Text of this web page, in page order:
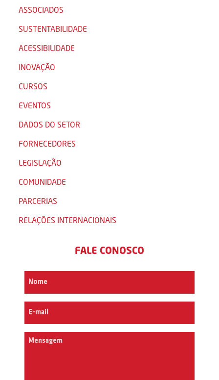
ASSOCIADOS
SUSTENTABILIDADE
ACESSIBILIDADE
INOVAÇÃO
CURSOS
EVENTOS
DADOS DO SETOR
FORNECEDORES
LEGISLAÇÃO
COMUNIDADE
PARCERIAS
RELAÇÕES INTERNACIONAIS
FALE CONOSCO